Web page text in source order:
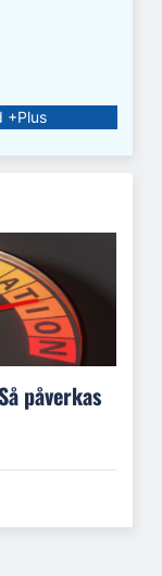
+Plus
påverkas